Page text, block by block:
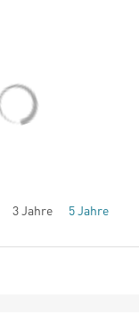
3 Jahre 5 Jahre